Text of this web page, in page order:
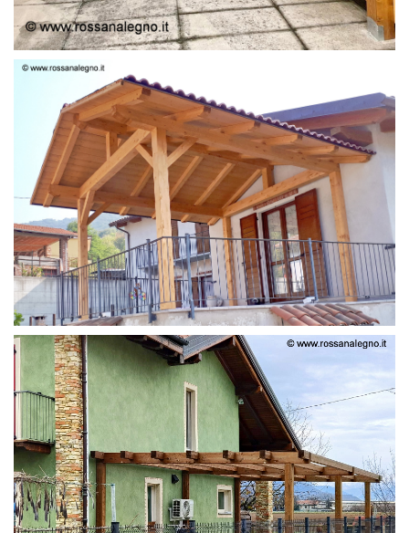
STRUTTURA LAMELLARE PRETAGLIATO